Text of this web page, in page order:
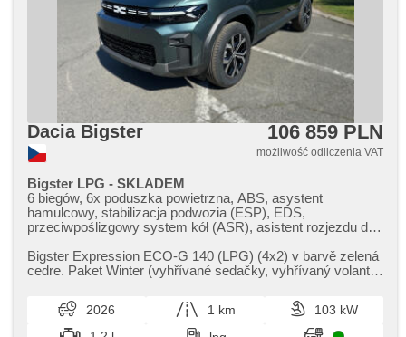
Dacia Bigster 106 859 PLN
możliwość odliczenia VAT
Bigster LPG - SKLADEM
6 biegów, 6x poduszka powietrzna, ABS, asystent
hamulcowy, stabilizacja podwozia (ESP), EDS,
przeciwpoślizgowy system kół (ASR), asistent rozjezdu do
pola, sledování únavy řidiče, wspomaganie układu
kierowniczego, 2 strefowa klimatyzacja, klimatronic,
EURO VI, komputer pokładowy, parkovací senzory přední,
parkovací senzory zadní, parkovací kamera, czujnik
reflektorów, czujnik deszczu, regulowana kierownica,
Bigster Expression ECO​-G 140 (LPG) (4x2) v barvě zelená
cedre. Paket Winter (vyhřívané sedačky,​ vyhřívaný volant)
2026 1 km
103 kW